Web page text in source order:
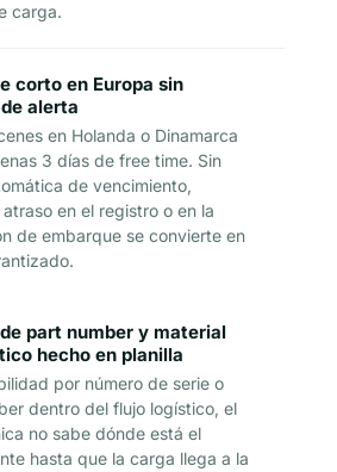
carga.
corto en Europa sin
alerta
en Holanda o Dinamarca
3 días de free time. Sin
de vencimiento,
en el registro o en la
de embarque se convierte en
part number y material
hecho en planilla
por número de serie o
dentro del flujo logístico, el
no sabe dónde está el
hasta que la carga llega a la